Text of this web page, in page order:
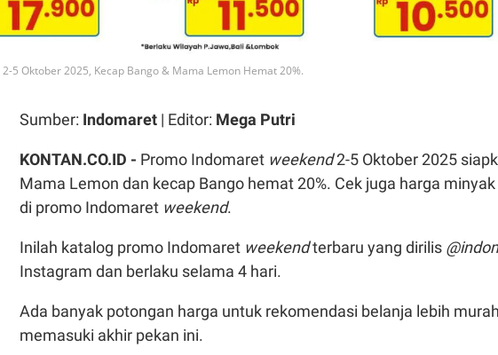
5 Oktober 2025, Kecap Bango & Mama Lemon Hemat 20%.
Sumber: Indomaret | Editor: Mega Putri
KONTAN.CO.ID - Promo Indomaret weekend2-5 Oktober 2025
Mama Lemon dan kecap Bango hemat 20%. Cek juga harga
di promo Indomaret weekend.
Inilah katalog promo Indomaret weekendterbaru yang dirilis
Instagram dan berlaku selama 4 hari.
Ada banyak potongan harga untuk rekomendasi belanja lebih
memasuki akhir pekan ini.